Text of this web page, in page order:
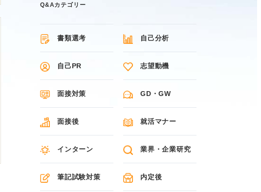
Q&Aカテゴリー
書類選考 自己分析
自己PR 志望動機
面接対策 GD・GW
面接後 就活マナー
インターン 業界・企業研究
筆記試験対策 内定後